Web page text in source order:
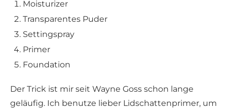
Moisturizer
Transparentes Puder
Settingspray
Primer
Foundation
Der Trick ist mir seit Wayne Goss schon lange
geläufig. Ich benutze lieber Lidschattenprimer, um